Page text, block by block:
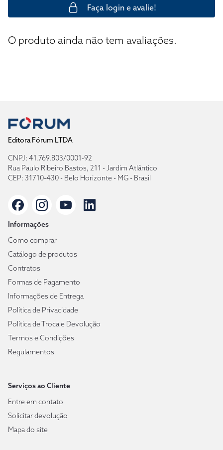
Faça login e avalie!
O produto ainda não tem avaliações.
Editora Fórum LTDA
CNPJ: 41.769.803/0001-92
Rua Paulo Ribeiro Bastos, 211 - Jardim Atlântico
CEP: 31710-430 - Belo Horizonte - MG - Brasil
Informações
Como comprar
Catálogo de produtos
Contratos
Formas de Pagamento
Informações de Entrega
Política de Privacidade
Política de Troca e Devolução
Termos e Condições
Regulamentos
Serviços ao Cliente
Entre em contato
Solicitar devolução
Mapa do site